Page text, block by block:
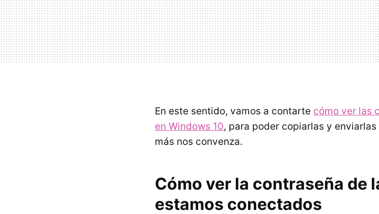
En este sentido, vamos a contarte cómo ver las
en Windows 10, para poder copiarlas y
más nos convenza.
Cómo ver la contraseña de
estamos conectados